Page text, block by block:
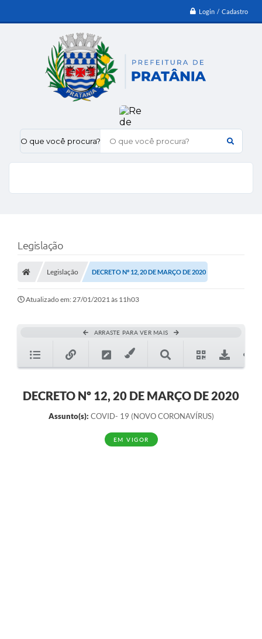
Login / Cadastro
O que você procura?
Legislação
Legislação DECRETO Nº 12, 20 DE MARÇO DE 2020
Atualizado em: 27/01/2021 às 11h03
ARRASTE PARA VER MAIS
DECRETO Nº 12, 20 DE MARÇO DE 2020
Assunto(s): COVID- 19 (NOVO CORONAVÍRUS)
EM VIGOR